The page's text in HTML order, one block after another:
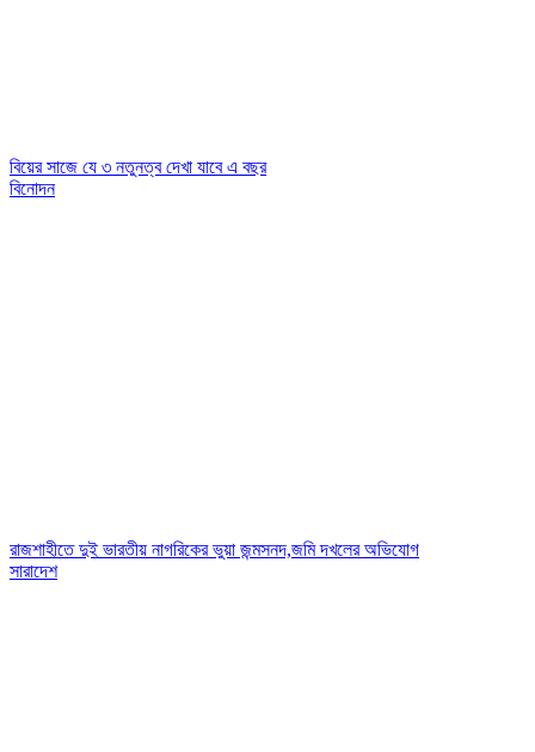
বিয়ের সাজে যে ৩ নতুনত্ব দেখা যাবে এ বছর
বিনোদন
রাজশাহীতে দুই ভারতীয় নাগরিকের ভুয়া জন্মসনদ,জমি দখলের অভিযোগ
সারাদেশ